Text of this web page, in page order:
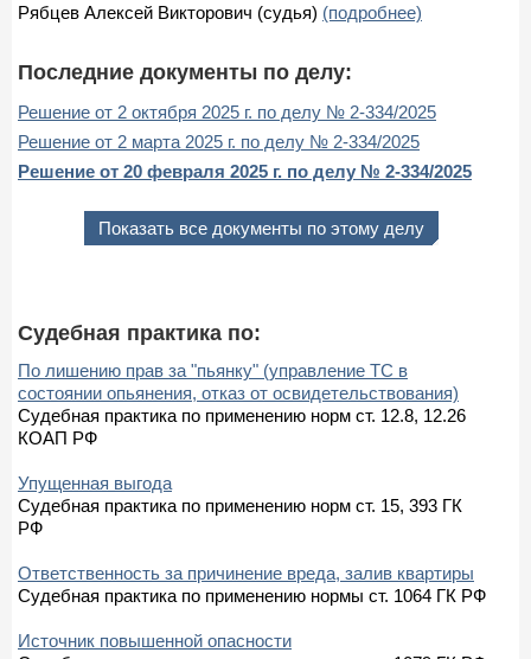
Рябцев Алексей Викторович (судья) (подробнее)
Последние документы по делу:
Решение от 2 октября 2025 г. по делу № 2-334/2025
Решение от 2 марта 2025 г. по делу № 2-334/2025
Решение от 20 февраля 2025 г. по делу № 2-334/2025
Показать все документы по этому делу
Судебная практика по:
По лишению прав за "пьянку" (управление ТС в
состоянии опьянения, отказ от освидетельствования)
Судебная практика по применению норм ст. 12.8, 12.26
КОАП РФ
Упущенная выгода
Судебная практика по применению норм ст. 15, 393 ГК
РФ
Ответственность за причинение вреда, залив квартиры
Судебная практика по применению нормы ст. 1064 ГК РФ
Источник повышенной опасности